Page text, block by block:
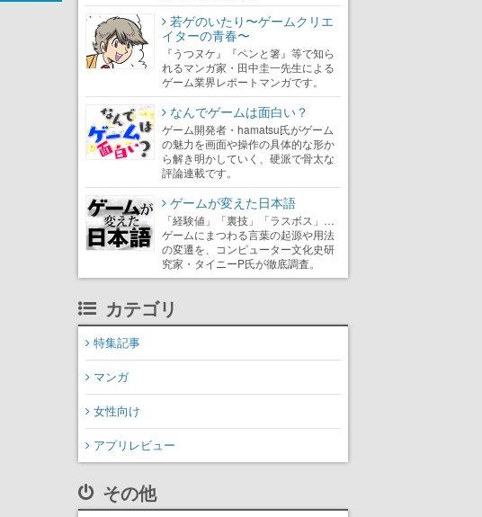
若ゲのいたり〜ゲームクリエ
イターの青春〜
『うつヌケ』『ペンと箸』等で知ら
れるマンガ家・田中圭一先生による
ゲーム業界レポートマンガです。
なんでゲームは面白い？
ゲーム開発者・hamatsu氏がゲーム
の魅力を画面や操作の具体的な形か
ら解き明かしていく、硬派で骨太な
評論連載です。
ゲームが変えた日本語
「経験値」「裏技」「ラスボス」…
ゲームにまつわる言葉の起源や用法
の変遷を、コンピューター文化史研
究家・タイニーP氏が徹底調査。
カテゴリ
特集記事
マンガ
女性向け
アプリレビュー
その他